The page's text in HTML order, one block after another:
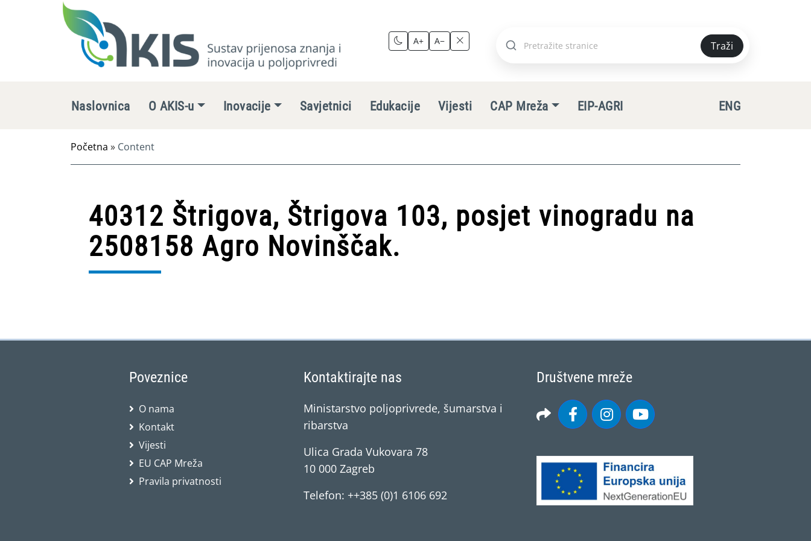
A+ A−
Pretraži
Traži
Naslovnica O AKIS-u Inovacije Savjetnici Edukacije Vijesti CAP Mreža EIP-AGRI ENG
Početna » Content
40312 Štrigova, Štrigova 103, posjet vinogradu na
2508158 Agro Novinščak.
Poveznice
O nama
Kontakt
Vijesti
EU CAP Mreža
Pravila privatnosti
Kontaktirajte nas
Ministarstvo poljoprivrede, šumarstva i
ribarstva
Ulica Grada Vukovara 78
10 000 Zagreb
Telefon: ++385 (0)1 6106 692
Društvene mreže